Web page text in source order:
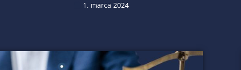
1. marca 2024